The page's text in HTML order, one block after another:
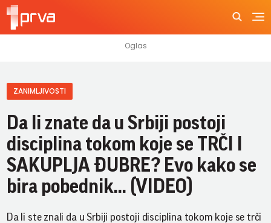
ZANIMLJIVOSTI
Da li znate da u Srbiji postoji
disciplina tokom koje se TRČI I
SAKUPLJA ĐUBRE? Evo kako se
bira pobednik... (VIDEO)
Da li ste znali da u Srbiji postoji disciplina tokom koje se trči